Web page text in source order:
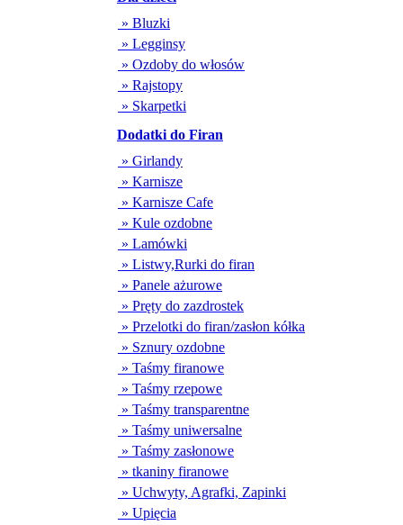
» Bluzki
» Legginsy
» Ozdoby do włosów
» Rajstopy
» Skarpetki
Dodatki do Firan
» Girlandy
» Karnisze
» Karnisze Cafe
» Kule ozdobne
» Lamówki
» Listwy,Rurki do firan
» Panele ażurowe
» Pręty do zazdrostek
» Przelotki do firan/zasłon kółka
» Sznury ozdobne
» Taśmy firanowe
» Taśmy rzepowe
» Taśmy transparentne
» Taśmy uniwersalne
» Taśmy zasłonowe
» tkaniny firanowe
» Uchwyty, Agrafki, Zapinki
» Upięcia